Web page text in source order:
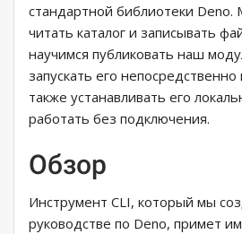
стандартной библиотеки Deno.
читать каталог и записывать
научимся публиковать наш
запускать его непосредственно
также устанавливать его
работать без подключения.
Обзор
Инструмент CLI, который мы
руководстве по Deno, примет